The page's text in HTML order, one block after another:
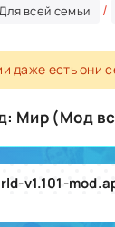
всей семьи /
даже есть они
Мир (Мод
v1.101-